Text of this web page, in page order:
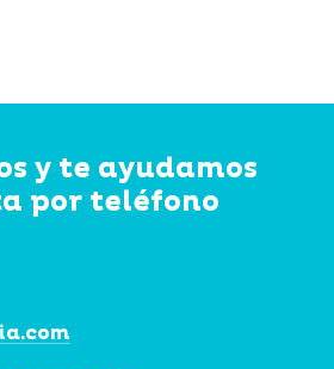
y te ayudamos
por teléfono